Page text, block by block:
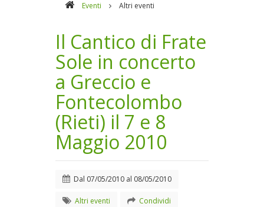
Eventi Altri eventi
Il Cantico di Frate
Sole in concerto
a Greccio e
Fontecolombo
(Rieti) il 7 e 8
Maggio 2010
Dal 07/05/2010 al 08/05/2010
Altri eventi Condividi